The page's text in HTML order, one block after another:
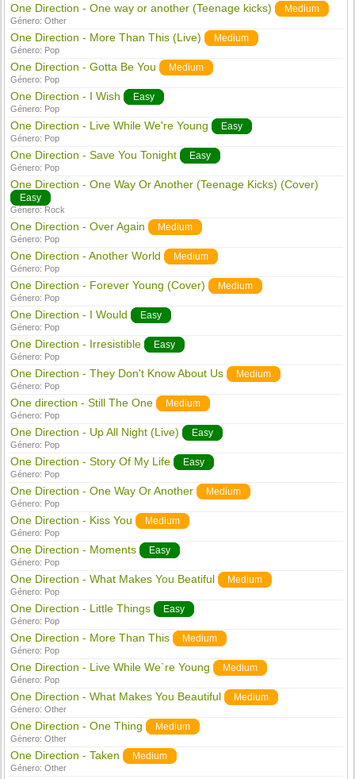
One Direction - One way or another (Teenage kicks) Medium
Género:Other
One Direction - More Than This (Live) Medium
Género: Pop
One Direction - Gotta Be You Medium
Género: Pop
One Direction - I Wish Easy
Género: Pop
One Direction - Live While We're Young Easy
Género: Pop
One Direction - Save You Tonight Easy
Género: Pop
One Direction - One Way Or Another (Teenage Kicks) (Cover)
Easy
Género: Rock
One Direction - Over Again Medium
Género: Pop
One Direction - Another World Medium
Género: Pop
One Direction - Forever Young (Cover) Medium
Género: Pop
One Direction - I Would Easy
Género: Pop
One Direction - Irresistible Easy
Género: Pop
One Direction - They Don't Know About Us Medium
Género: Pop
One direction - Still The One Medium
Género: Pop
One Direction - Up All Night (Live) Easy
Género: Pop
One Direction - Story Of My Life Easy
Género: Pop
One Direction - One Way Or Another Medium
Género: Pop
One Direction - Kiss You Medium
Género: Pop
One Direction - Moments Easy
Género: Pop
One Direction - What Makes You Beatiful Medium
Género: Pop
One Direction - Little Things Easy
Género: Pop
One Direction - More Than This Medium
Género: Pop
One Direction - Live While We`re Young Medium
Género: Pop
One Direction - What Makes You Beautiful Medium
Género:Other
One Direction - One Thing Medium
Género:Other
One Direction - Taken Medium
Género:Other